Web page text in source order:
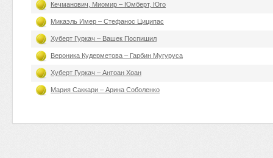
Кечманович, Миомир – Юмберт, Юго
Микаэль Имер – Стефанос Циципас
Хуберт Гуркач – Вашек Поспишил
Вероника Кудерметова – Гарбин Мугуруса
Хуберт Гуркач – Антоан Хоан
Мария Саккари – Арина Соболенко